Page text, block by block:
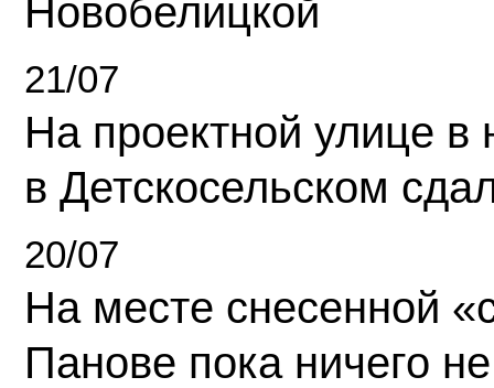
Новобелицкой
21/07
На проектной улице
в Детскосельском
20/07
На месте снесенной
Панове пока ничего